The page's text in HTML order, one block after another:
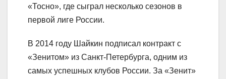
«Тосно», где сыграл несколько сезонов в
первой лиге России.
В 2014 году Шайкин подписал контракт с
«Зенитом» из Санкт-Петербурга, одним из
самых успешных клубов России. За «Зенит»